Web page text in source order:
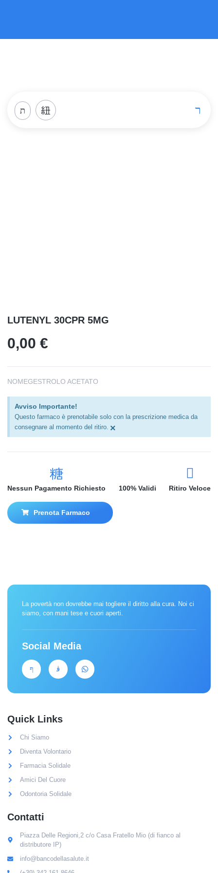
LUTENYL 30CPR 5MG
0,00 €
NOMEGESTROLO ACETATO
Avviso Importante!
Questo farmaco è prenotabile solo con la prescrizione medica da
consegnare al momento del ritiro. ×
Nessun Pagamento Richiesto 100% Validi Ritiro Veloce
Prenota Farmaco
La povertà non dovrebbe mai togliere il diritto alla cura. Noi ci
siamo, con mani tese e cuori aperti.
Social Media
Quick Links
Chi Siamo
Diventa Volontario
Farmacia Solidale
Amici Del Cuore
Odontoria Solidale
Contatti
Piazza Delle Regioni,2 c/o Casa Fratello Mio (di fianco al
distributore IP)
info@bancodellasalute.it